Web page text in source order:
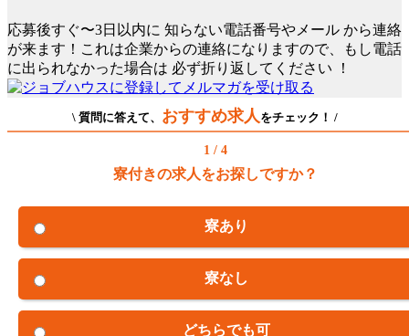
応募後すぐ〜3日以内に 知らない電話番号やメール から連絡
が来ます！これは企業からの連絡になりますので、もし電話
に出られなかった場合は 必ず折り返してください ！
\ 質問に答えて、 おすすめ求人をチェック！ /
1 / 4
寮付きの求人をお探しですか？
寮あり
寮なし
どちらでも可